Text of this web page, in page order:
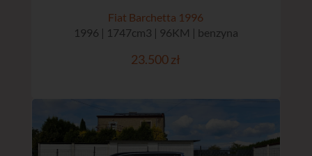
Fiat Barchetta 1996
1996 | 1747cm3 | 96KM | benzyna
23.500 zł